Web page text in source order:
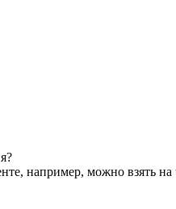
например, можно взять